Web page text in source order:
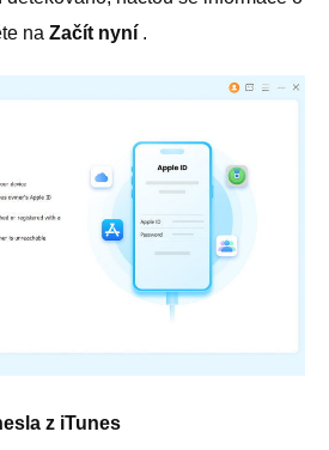
na Začít nyní .
z iTunes